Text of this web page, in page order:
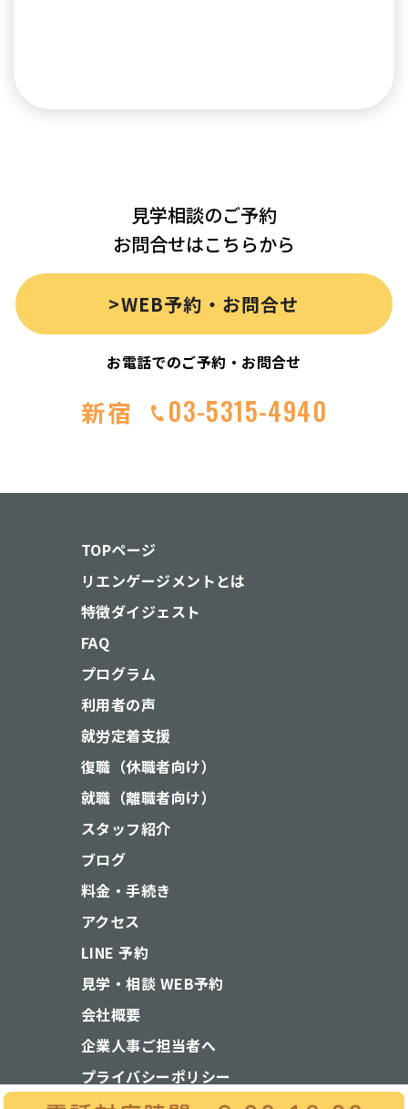
見学相談のご予約
お問合せはこちらから
>WEB予約・お問合せ
お電話でのご予約・お問合せ
新宿 03-5315-4940
TOPページ
リエンゲージメントとは
特徴ダイジェスト
FAQ
プログラム
利用者の声
就労定着支援
復職（休職者向け）
就職（離職者向け）
スタッフ紹介
ブログ
料金・手続き
アクセス
LINE 予約
見学・相談 WEB予約
会社概要
企業人事ご担当者へ
プライバシーポリシー